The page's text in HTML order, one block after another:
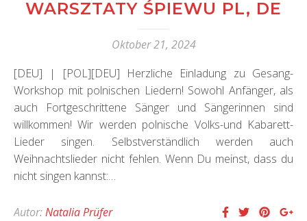
WARSZTATY ŚPIEWU PL, DE
Oktober 21, 2024
[DEU] | [POL][DEU] Herzliche Einladung zu Gesang-
Workshop mit polnischen Liedern! Sowohl Anfänger, als
auch Fortgeschrittene Sänger und Sängerinnen sind
willkommen! Wir werden polnische Volks-und Kabarett-
Lieder singen. Selbstverständlich werden auch
Weihnachtslieder nicht fehlen. Wenn Du meinst, dass du
nicht singen kannst:…
Autor:Natalia Prüfer